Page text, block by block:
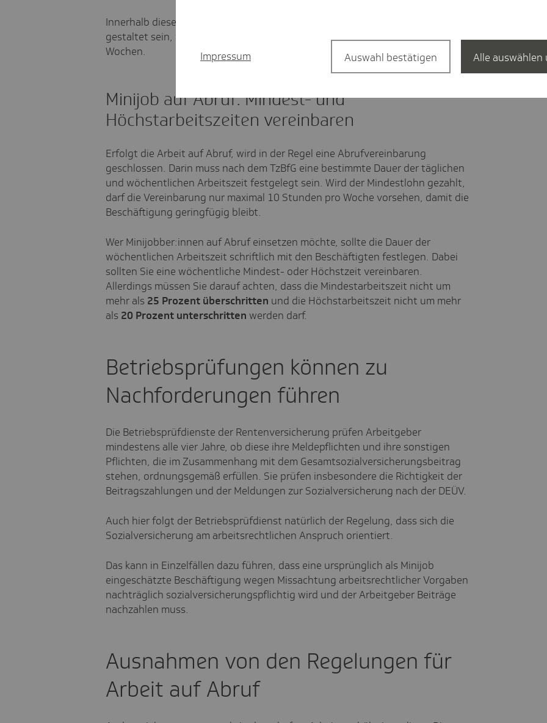
Innerhalb dieses Rahmens darf die wöchentliche Arbeitszeit auch flexibel
gestaltet sein, wie zum Beispiel bei einer Arbeitszeit von 20 Stunden alle 2
Wochen.
Minijob auf Abruf: Mindest- und
Höchstarbeitszeiten vereinbaren
Erfolgt die Arbeit auf Abruf, wird in der Regel eine Abrufvereinbarung
geschlossen. Darin muss nach dem TzBfG eine bestimmte Dauer der täglichen
und wöchentlichen Arbeitszeit festgelegt sein. Wird der Mindestlohn gezahlt,
darf die Vereinbarung nur maximal 10 Stunden pro Woche vorsehen, damit die
Beschäftigung geringfügig bleibt.
Wer Minijobber:innen auf Abruf einsetzen möchte, sollte die Dauer der
wöchentlichen Arbeitszeit schriftlich mit den Beschäftigten festlegen. Dabei
sollten Sie eine wöchentliche Mindest- oder Höchstzeit vereinbaren.
Allerdings müssen Sie darauf achten, dass die Mindestarbeitszeit nicht um
mehr als 25 Prozent überschritten und die Höchstarbeitszeit nicht um mehr
als 20 Prozent unterschritten werden darf.
Betriebsprüfungen können zu
Nachforderungen führen
Die Betriebsprüfdienste der Rentenversicherung prüfen Arbeitgeber
mindestens alle vier Jahre, ob diese ihre Meldepflichten und ihre sonstigen
Pflichten, die im Zusammenhang mit dem Gesamtsozialversicherungsbeitrag
stehen, ordnungsgemäß erfüllen. Sie prüfen insbesondere die Richtigkeit der
Beitragszahlungen und der Meldungen zur Sozialversicherung nach der DEÜV.
Auch hier folgt der Betriebsprüfdienst natürlich der Regelung, dass sich die
Sozialversicherung am arbeitsrechtlichen Anspruch orientiert.
Das kann in Einzelfällen dazu führen, dass eine ursprünglich als Minijob
eingeschätzte Beschäftigung wegen Missachtung arbeitsrechtlicher Vorgaben
nachträglich sozialversicherungspflichtig wird und der Arbeitgeber Beiträge
nachzahlen muss.
Ausnahmen von den Regelungen für
Arbeit auf Abruf
Impressum Auswahl bestätigen Alle auswählen